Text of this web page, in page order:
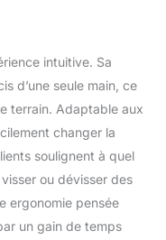
intuitive. Sa
d’une seule main, ce
terrain. Adaptable aux
changer la
soulignent à quel
ou dévisser des
ergonomie pensée
un gain de temps